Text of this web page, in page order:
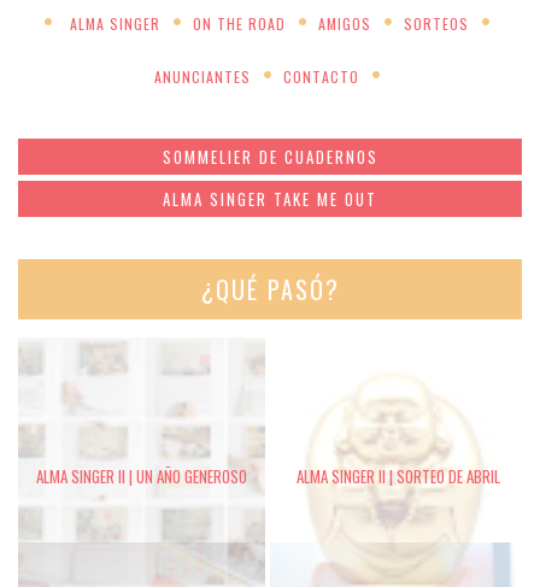
ALMA SINGER ON THE ROAD AMIGOS SORTEOS
ANUNCIANTES CONTACTO
SOMMELIER DE CUADERNOS
ALMA SINGER TAKE ME OUT
¿QUÉ PASÓ?
ALMA SINGER II | UN AÑO GENEROSO ALMA SINGER II | SORTEO DE ABRIL